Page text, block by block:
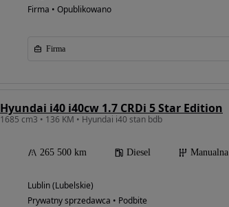
Firma • Opublikowano
Firma
Hyundai i40 i40cw 1.7 CRDi 5 Star Edition
1685 cm3 • 136 KM • Hyundai i40 stan bdb
265 500 km Diesel Manualna
Lublin (Lubelskie)
Prywatny sprzedawca • Podbite